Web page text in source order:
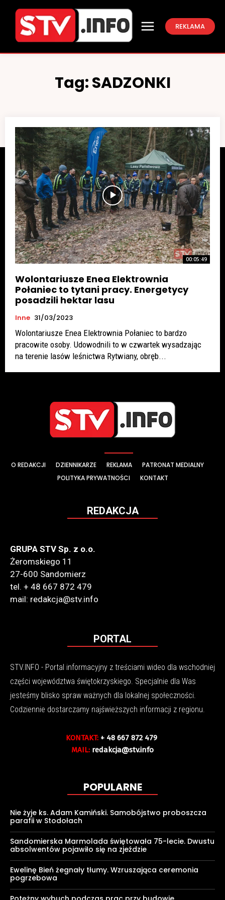
REKLAMA
Tag:SADZONKI
00:05:49
Wolontariusze Enea Elektrownia
Połaniec to tytani pracy. Energetycy
posadzili hektar lasu
Inne 31/03/2023
Wolontariusze Enea Elektrownia Połaniec to bardzo
pracowite osoby. Udowodnili to w czwartek wysadzając
na terenie lasów leśnictwa Rytwiany, obręb...
O REDAKCJI DZIENNIKARZE REKLAMA
PATRONAT MEDIALNY
POLITYKA PRYWATNOŚCI
KONTAKT
REDAKCJA
GRUPA STV Sp. z o.o.
Żeromskiego 11
27-600 Sandomierz
tel. + 48 667 872 479
mail: redakcja@stv.info
PORTAL
STV.INFO - Portal informacyjny z treściami wideo dla wschodniej
części województwa świętokrzyskiego. Specjalnie dla Was
jesteśmy blisko spraw ważnych dla lokalnej społeczności.
Codziennie dostarczamy najświeższych informacji z regionu.
KONTAKT: + 48 667 872 479
MAIL: redakcja@stv.info
POPULARNE
Nie żyje ks. Adam Kamiński. Samobójstwo proboszcza
parafii w Stodołach
Sandomierska Marmolada świętowała 75-lecie. Dwustu
absolwentów pojawiło się na zjeździe
Ewelinę Bień żegnały tłumy. Wzruszająca ceremonia
pogrzebowa